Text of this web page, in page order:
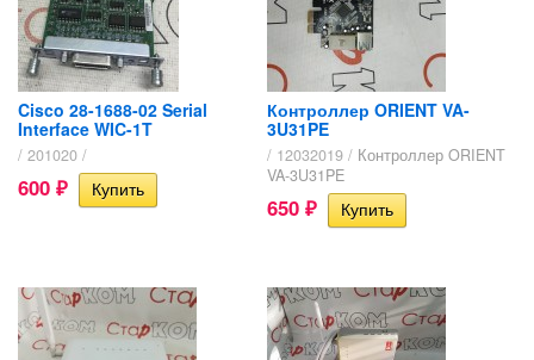
Cisco 28-1688-02 Serial
Interface WIC-1T
/ 201020 /
600 ₽
Контроллер ORIENT VA-
3U31PE
/ 12032019 / Контроллер ORIENT
VA-3U31PE
650 ₽